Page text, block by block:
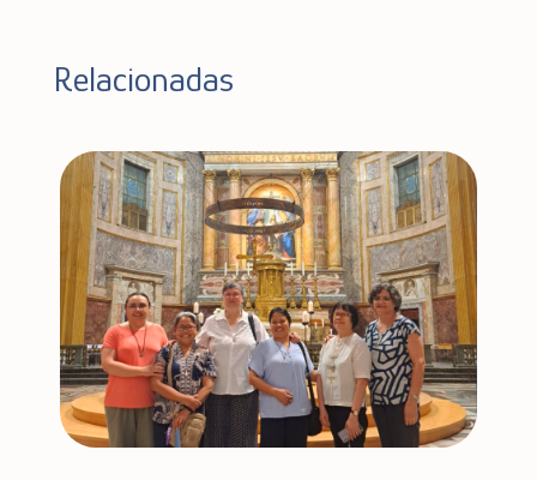
Relacionadas